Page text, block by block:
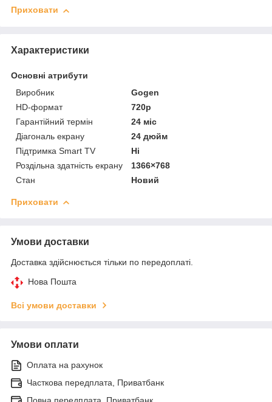
Приховати
Характеристики
Основні атрибути
Виробник
Gogen
HD-формат
720р
Гарантійний термін
24 міс
Діагональ екрану
24 дюйм
Підтримка Smart TV
Ні
Роздільна здатність екрану
1366×768
Стан
Новий
Приховати
Умови доставки
Доставка здійснюється тільки по передоплаті.
Нова Пошта
Всі умови доставки
Умови оплати
Оплата на рахунок
Часткова передплата, Приватбанк
Повна передплата, Приватбанк